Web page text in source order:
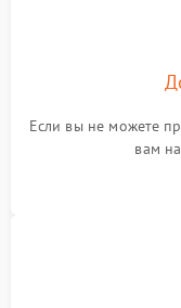
Если вы не можете
вам